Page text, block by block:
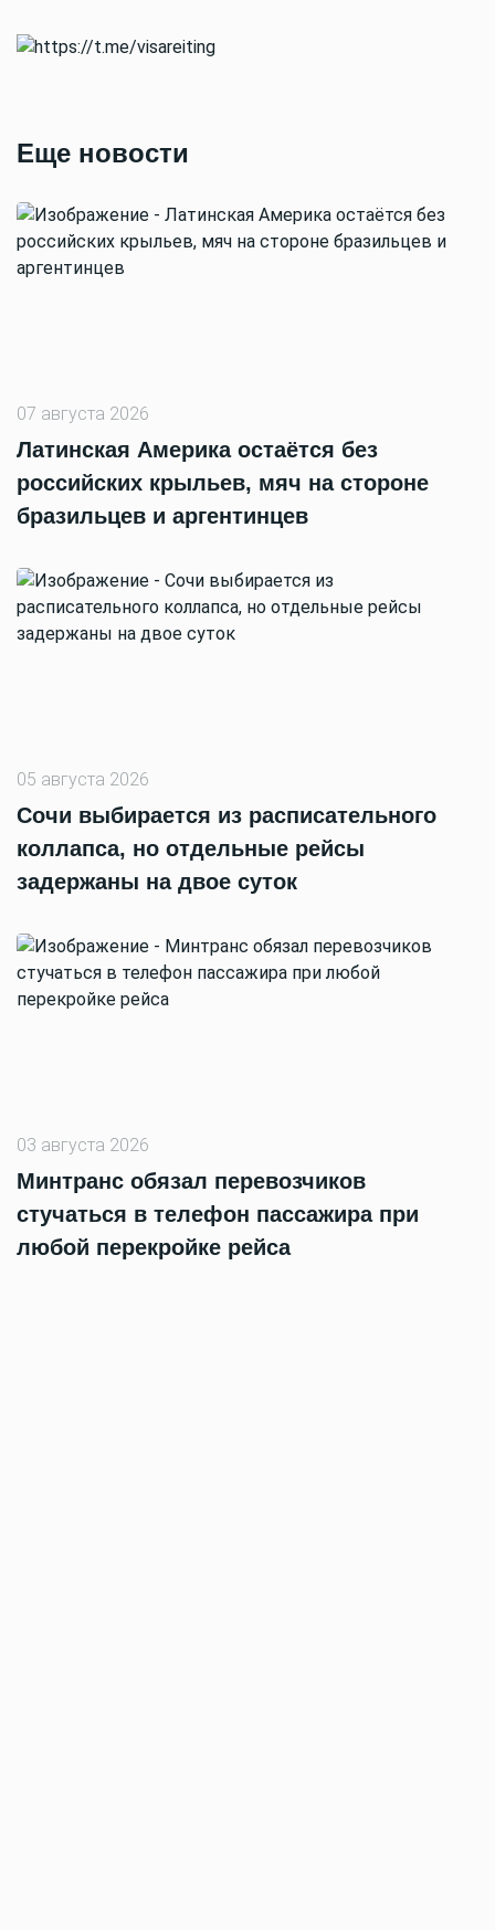
Еще новости
07 августа 2026
Латинская Америка остаётся без
российских крыльев, мяч на стороне
бразильцев и аргентинцев
05 августа 2026
Сочи выбирается из расписательного
коллапса, но отдельные рейсы
задержаны на двое суток
03 августа 2026
Минтранс обязал перевозчиков
стучаться в телефон пассажира при
любой перекройке рейса